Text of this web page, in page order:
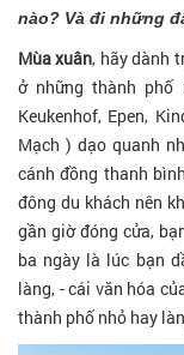
nào? Và đi những
Mùa xuân, hãy dành
ở những thành
Keukenhof, Epen,
Mạch ) dạo quanh
cánh đồng thanh
đông du khách nên
gần giờ đóng cửa,
ba ngày là lúc bạn
làng, - cái văn hóa
thành phố nhỏ hay